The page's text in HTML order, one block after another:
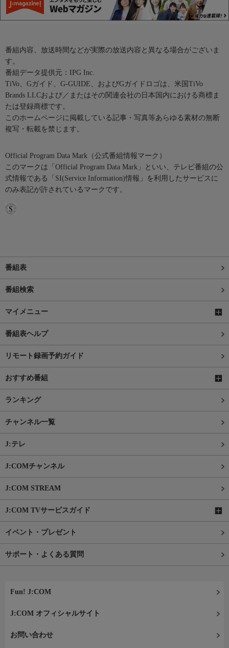
番組内容、放送時間などが実際の放送内容と異なる場合がございま
す。
番組データ提供元：IPG Inc.
TiVo、Gガイド、G-GUIDE、およびGガイドロゴは、米国TiVo
Brands LLCおよび／またはその関連会社の日本国内における商標ま
たは登録商標です。
このホームページに掲載している記事・写真等あらゆる素材の無断
複写・転載を禁じます。
Official Program Data Mark（公式番組情報マーク）
このマークは「Official Program Data Mark」といい、テレビ番組の公
式情報である「SI(Service Information)情報」を利用したサービスに
のみ表記が許されているマークです。
番組表
番組検索
マイメニュー
番組表ヘルプ
リモート録画予約ガイド
おすすめ番組
ランキング
チャンネル一覧
J:テレ
J:COMチャンネル
J:COM STREAM
J:COM TVサービスガイド
イベント・プレゼント
サポート・よくある質問
Fun! J:COM
J:COM オフィシャルサイト
お問い合わせ